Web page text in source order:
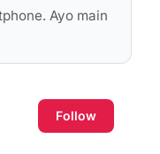
Ayo main
Follow